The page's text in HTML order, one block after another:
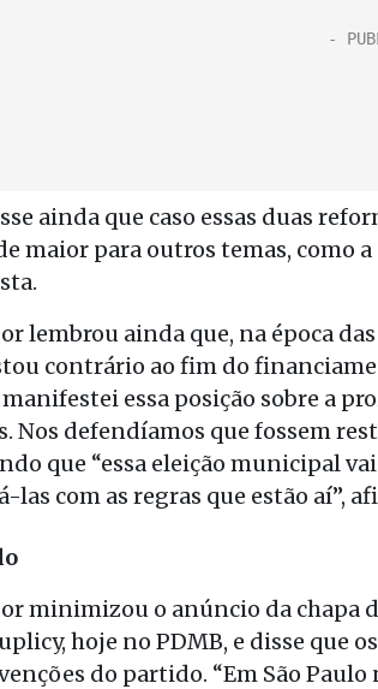
ainda que caso essas duas
maior para outros temas, como
lembrou ainda que, na época
contrário ao fim do
essa posição sobre a
Nos defendíamos que fossem
que “essa eleição municipal
las com as regras que estão aí”,
minimizou o anúncio da chapa
hoje no PDMB, e disse que
do partido. “Em São